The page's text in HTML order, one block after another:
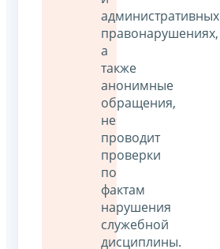
административных
правонарушениях,
а
также
анонимные
обращения,
не
проводит
проверки
по
фактам
нарушения
служебной
дисциплины.